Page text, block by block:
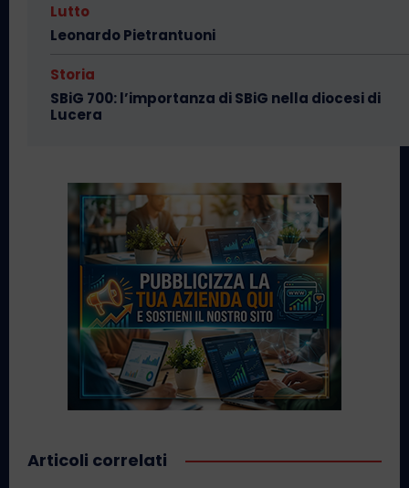
Lutto
Leonardo Pietrantuoni
Storia
SBiG 700: l’importanza di SBiG nella diocesi di
Lucera
Articoli correlati